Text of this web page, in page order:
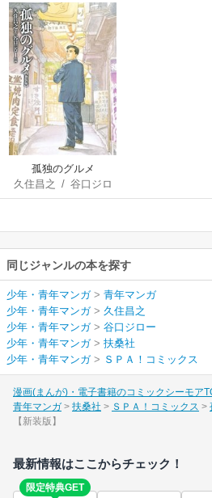
孤独のグルメ
久住昌之 / 谷口ジロ
ー
同じジャンルの本を探す
少年・青年マンガ> 青年マンガ
少年・青年マンガ> 久住昌之
少年・青年マンガ> 谷口ジロー
少年・青年マンガ> 扶桑社
少年・青年マンガ> ＳＰＡ！コミックス
漫画(まんが)・電子書籍のコミックシーモア
青年マンガ
扶桑社 ＳＰＡ！コミックス
【新装版】
最新情報はここからチェック！
限定特典GET